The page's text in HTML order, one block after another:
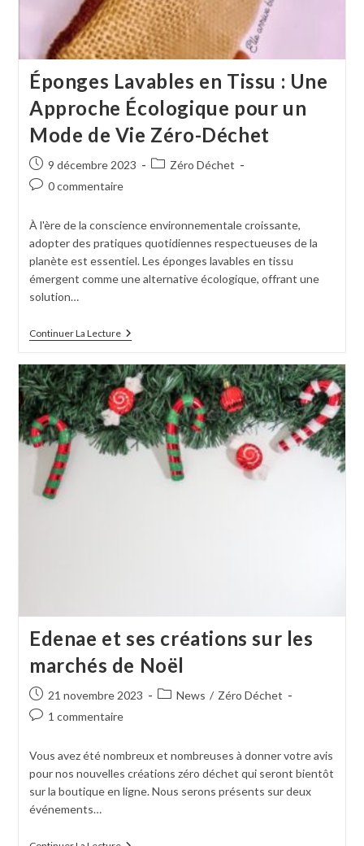
Éponges Lavables en Tissu : Une
Approche Écologique pour un
Mode de Vie Zéro-Déchet
9 décembre 2023
Zéro Déchet
0 commentaire
À l'ère de la conscience environnementale croissante,
adopter des pratiques quotidiennes respectueuses de la
planète est essentiel. Les éponges lavables en tissu
émergent comme une alternative écologique, offrant une
solution…
Continuer La Lecture
Edenae et ses créations sur les
marchés de Noël
21 novembre 2023 News / Zéro Déchet
1 commentaire
Vous avez été nombreux et nombreuses à donner votre avis
pour nos nouvelles créations zéro déchet qui seront bientôt
sur la boutique en ligne. Nous serons présents sur deux
événements…